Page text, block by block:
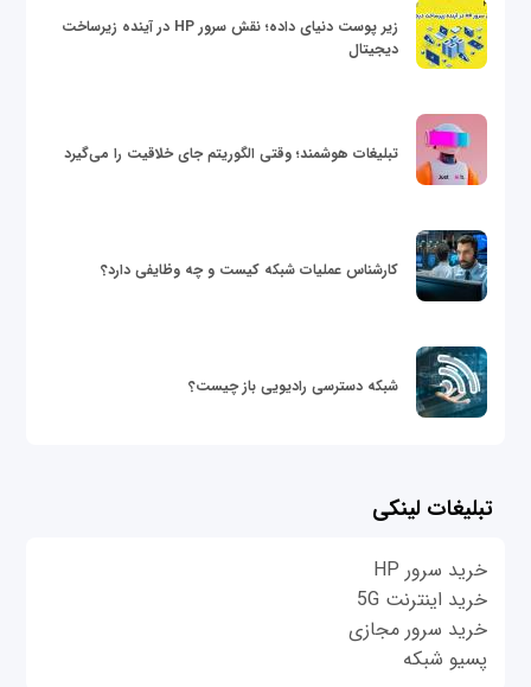
زیر پوست دنیای داده؛ نقش سرور HP در آینده زیرساخت
دیجیتال
تبلیغات هوشمند؛ وقتی الگوریتم جای خلاقیت را می‌گیرد
کارشناس عملیات شبکه کیست و چه وظایفی دارد؟
شبکه دسترسی رادیویی باز چیست؟
تبلیغات لینکی
خرید سرور HP
خرید اینترنت 5G
خرید سرور مجازی
پسیو شبکه